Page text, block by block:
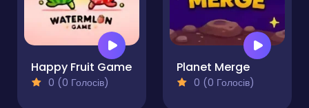
Happy Fruit Game
0 (0 Голосів)
Planet Merge
0 (0 Голосів)